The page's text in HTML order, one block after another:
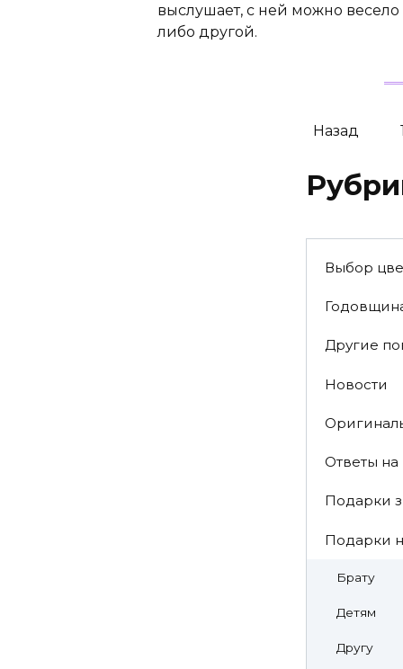
выслушает, с ней можно весело
либо другой.
Назад
Выбор
Другие
Новости
Ответы
Подарки
Подарки
Брату
Детям
Другу